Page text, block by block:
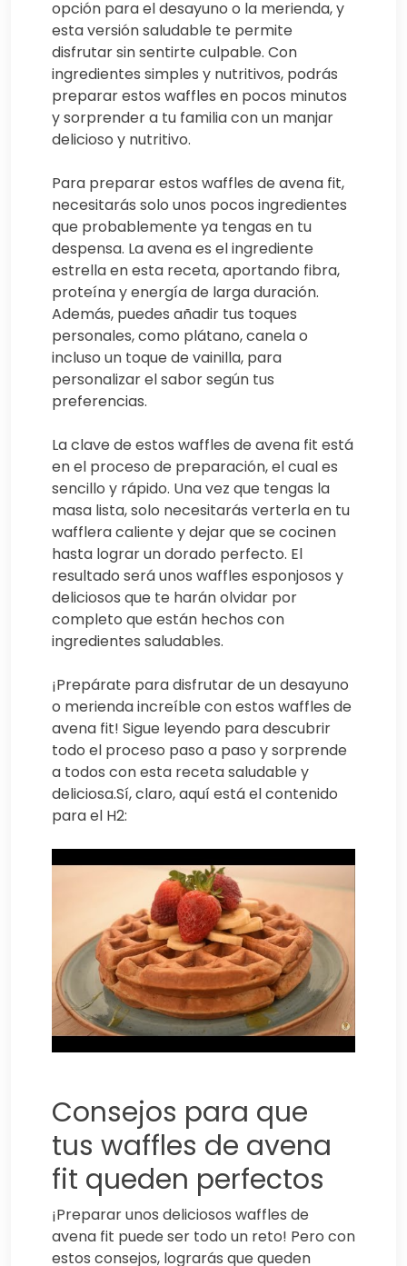
opción para el desayuno o la merienda, y
esta versión saludable te permite
disfrutar sin sentirte culpable. Con
ingredientes simples y nutritivos, podrás
preparar estos waffles en pocos minutos
y sorprender a tu familia con un manjar
delicioso y nutritivo.
Para preparar estos waffles de avena fit,
necesitarás solo unos pocos ingredientes
que probablemente ya tengas en tu
despensa. La avena es el ingrediente
estrella en esta receta, aportando fibra,
proteína y energía de larga duración.
Además, puedes añadir tus toques
personales, como plátano, canela o
incluso un toque de vainilla, para
personalizar el sabor según tus
preferencias.
La clave de estos waffles de avena fit está
en el proceso de preparación, el cual es
sencillo y rápido. Una vez que tengas la
masa lista, solo necesitarás verterla en tu
wafflera caliente y dejar que se cocinen
hasta lograr un dorado perfecto. El
resultado será unos waffles esponjosos y
deliciosos que te harán olvidar por
completo que están hechos con
ingredientes saludables.
¡Prepárate para disfrutar de un desayuno
o merienda increíble con estos waffles de
avena fit! Sigue leyendo para descubrir
todo el proceso paso a paso y sorprende
a todos con esta receta saludable y
deliciosa.Sí, claro, aquí está el contenido
para el H2:
Consejos para que
tus waffles de avena
fit queden perfectos
¡Preparar unos deliciosos waffles de
avena fit puede ser todo un reto! Pero con
estos consejos, lograrás que queden